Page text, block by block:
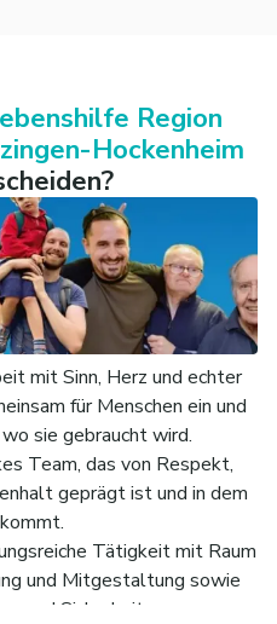
Region
Hockenheim
mit Sinn, Herz und echter
für Menschen ein und
sie gebraucht wird.
Team, das von Respekt,
geprägt ist und in dem
Tätigkeit mit Raum
und Mitgestaltung sowie
und Sicherheit.